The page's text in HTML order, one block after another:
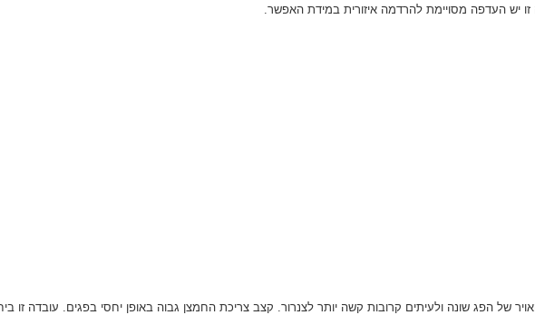
יש העדפה מסויימת להרדמה איזורית במידת האפשר.
של הפג שונה ולעיתים קרובות קשה יותר לצנרור. קצב צריכת החמצן גבוה באופן יחסי בפגים. עובדה זו